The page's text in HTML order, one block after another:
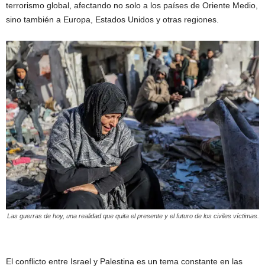
terrorismo global, afectando no solo a los países de Oriente Medio,
sino también a Europa, Estados Unidos y otras regiones.
Las guerras de hoy, una realidad que quita el presente y el futuro de los civiles víctimas.
El conflicto entre Israel y Palestina es un tema constante en las